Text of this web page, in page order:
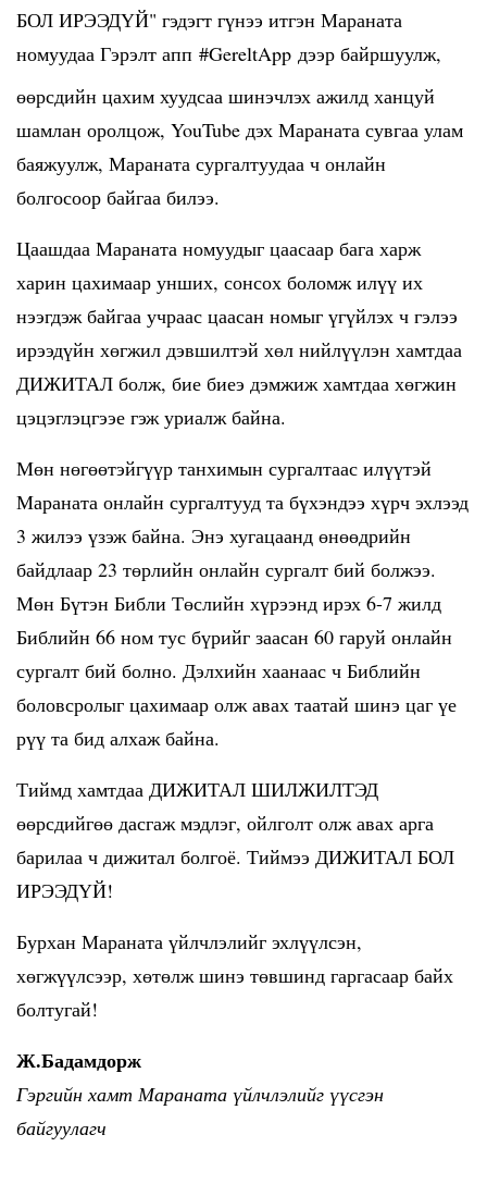
БОЛ ИРЭЭДҮЙ" гэдэгт гүнээ итгэн Мараната
номуудаа Гэрэлт апп #GereltApp дээр байршуулж,
өөрсдийн цахим хуудсаа шинэчлэх ажилд ханцуй
шамлан оролцож, YouTube дэх Мараната сувгаа улам
баяжуулж, Мараната сургалтуудаа ч онлайн
болгосоор байгаа билээ.
Цаашдаа Мараната номуудыг цаасаар бага харж
харин цахимаар унших, сонсох боломж илүү их
нээгдэж байгаа учраас цаасан номыг үгүйлэх ч гэлээ
ирээдүйн хөгжил дэвшилтэй хөл нийлүүлэн хамтдаа
ДИЖИТАЛ болж, бие биеэ дэмжиж хамтдаа хөгжин
цэцэглэцгээе гэж уриалж байна.
Мөн нөгөөтэйгүүр танхимын сургалтаас илүүтэй
Мараната онлайн сургалтууд та бүхэндээ хүрч эхлээд
3 жилээ үзэж байна. Энэ хугацаанд өнөөдрийн
байдлаар 23 төрлийн онлайн сургалт бий болжээ.
Мөн Бүтэн Библи Төслийн хүрээнд ирэх 6-7 жилд
Библийн 66 ном тус бүрийг заасан 60 гаруй онлайн
сургалт бий болно. Дэлхийн хаанаас ч Библийн
боловсролыг цахимаар олж авах таатай шинэ цаг үе
рүү та бид алхаж байна.
Тиймд хамтдаа ДИЖИТАЛ ШИЛЖИЛТЭД
өөрсдийгөө дасгаж мэдлэг, ойлголт олж авах арга
барилаа ч дижитал болгоё. Тиймээ ДИЖИТАЛ БОЛ
ИРЭЭДҮЙ!
Бурхан Мараната үйлчлэлийг эхлүүлсэн,
хөгжүүлсээр, хөтөлж шинэ төвшинд гаргасаар байх
болтугай!
Ж.Бадамдорж
Гэргийн хамт Мараната үйлчлэлийг үүсгэн
байгуулагч